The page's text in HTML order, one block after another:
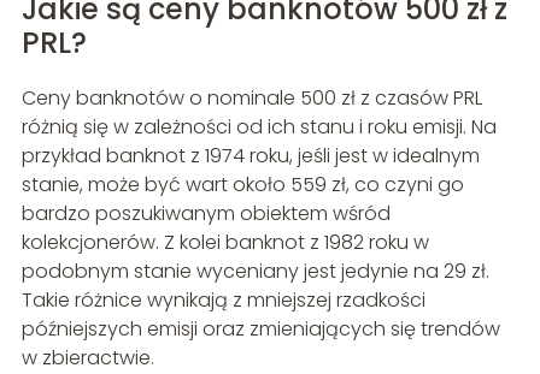
Jakie są ceny banknotów 500 zł z
PRL?
Ceny banknotów o nominale 500 zł z czasów PRL
różnią się w zależności od ich stanu i roku emisji. Na
przykład banknot z 1974 roku, jeśli jest w idealnym
stanie, może być wart około 559 zł, co czyni go
bardzo poszukiwanym obiektem wśród
kolekcjonerów. Z kolei banknot z 1982 roku w
podobnym stanie wyceniany jest jedynie na 29 zł.
Takie różnice wynikają z mniejszej rzadkości
późniejszych emisji oraz zmieniających się trendów
w zbieractwie.